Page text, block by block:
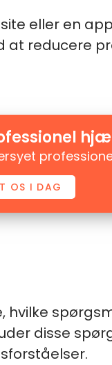
eller en
reducere
OS I DAG
hvilke
disse